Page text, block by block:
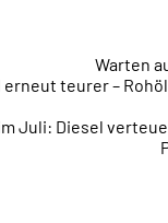
Warten
teurer –
Juli: Diesel